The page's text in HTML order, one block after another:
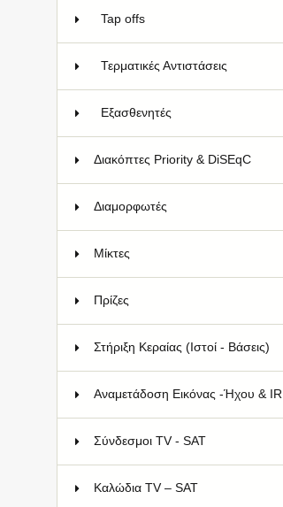
Tap offs
Τερματικές Αντιστάσεις
Εξασθενητές
Διακόπτες Priority & DiSEqC
Διαμορφωτές
Μίκτες
Πρίζες
Στήριξη Κεραίας (Ιστοί - Βάσεις)
Αναμετάδοση Εικόνας -Ήχου & IR
Σύνδεσμοι TV - SAT
Καλώδια TV – SAT